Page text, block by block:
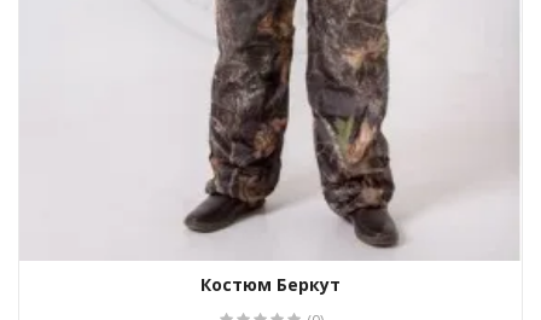
Костюм Беркут